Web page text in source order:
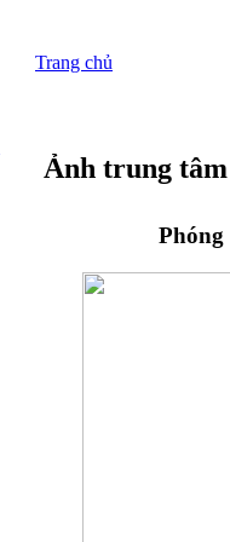
Trang chủ
Ảnh trung tâm